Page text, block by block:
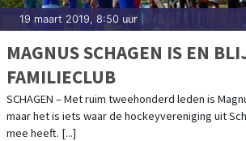
19 maart 2019, 8:50 uur
MAGNUS SCHAGEN IS EN
FAMILIECLUB
SCHAGEN – Met ruim tweehonderd leden is
maar het is iets waar de hockeyvereniging uit
mee heeft. [...]